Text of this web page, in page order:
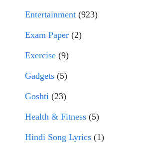
Entertainment (923)
Exam Paper (2)
Exercise (9)
Gadgets (5)
Goshti (23)
Health & Fitness (5)
Hindi Song Lyrics (1)